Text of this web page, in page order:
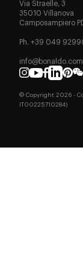
Via Straelle, 3
35010 Villanova
Camposampiero
Ph. +39 049
info@bonaldo.com
© Copyright 2026 -
IT00225710284)